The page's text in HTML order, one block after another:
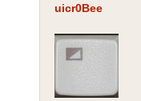
uicr0Bee